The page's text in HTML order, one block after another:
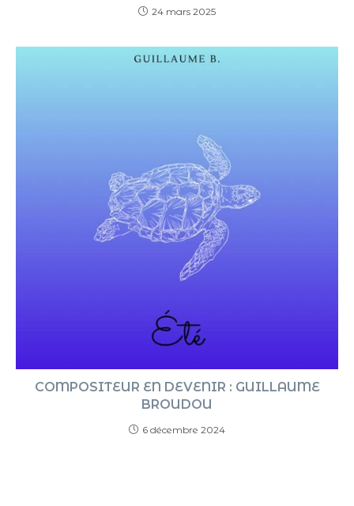
24 mars 2025
COMPOSITEUR EN DEVENIR : GUILLAUME
BROUDOU
6 décembre 2024